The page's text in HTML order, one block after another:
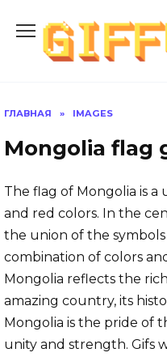
содержанию
ГЛАВНАЯ » IMAGES
Mongolia flag
The flag of Mongolia is
and red colors. In the
the union of the
combination of colors
Mongolia reflects the
amazing country, its
Mongolia is the pride of
unity and strength. Gifs